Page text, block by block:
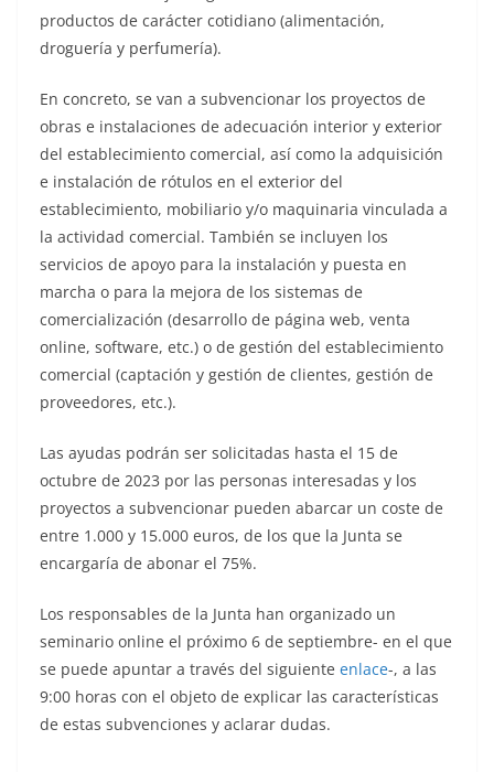
productos de carácter cotidiano (alimentación,
droguería y perfumería).
En concreto, se van a subvencionar los proyectos de
obras e instalaciones de adecuación interior y exterior
del establecimiento comercial, así como la adquisición
e instalación de rótulos en el exterior del
establecimiento, mobiliario y/o maquinaria vinculada a
la actividad comercial. También se incluyen los
servicios de apoyo para la instalación y puesta en
marcha o para la mejora de los sistemas de
comercialización (desarrollo de página web, venta
online, software, etc.) o de gestión del establecimiento
comercial (captación y gestión de clientes, gestión de
proveedores, etc.).
Las ayudas podrán ser solicitadas hasta el 15 de
octubre de 2023 por las personas interesadas y los
proyectos a subvencionar pueden abarcar un coste de
entre 1.000 y 15.000 euros, de los que la Junta se
encargaría de abonar el 75%.
Los responsables de la Junta han organizado un
seminario online el próximo 6 de septiembre- en el que
se puede apuntar a través del siguiente enlace-, a las
9:00 horas con el objeto de explicar las características
de estas subvenciones y aclarar dudas.